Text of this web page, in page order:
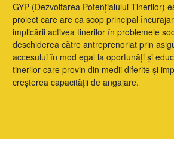
GYP (Dezvoltarea Potențialului Tinerilor)
proiect care are ca scop principal
implicării activea tinerilor în problemele
deschiderea către antreprenoriat prin
accesului în mod egal la oportunăți și
tinerilor care provin din medii diferite și
creșterea capacității de angajare.